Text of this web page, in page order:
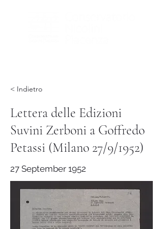
< Indietro
Lettera delle Edizioni
Suvini Zerboni a Goffredo
Petassi (Milano 27/9/1952)
27 September 1952